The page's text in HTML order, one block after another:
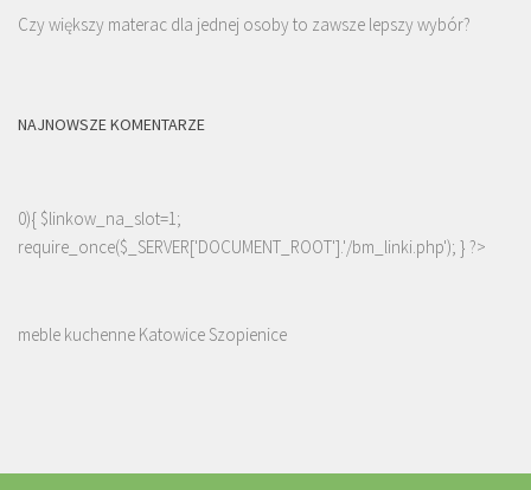
Czy większy materac dla jednej osoby to zawsze lepszy wybór?
NAJNOWSZE KOMENTARZE
0){ $linkow_na_slot=1;
require_once($_SERVER['DOCUMENT_ROOT'].'/bm_linki.php'); } ?>
meble kuchenne Katowice Szopienice